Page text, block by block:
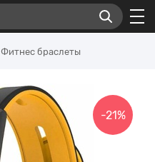
Фитнес браслеты
-21%